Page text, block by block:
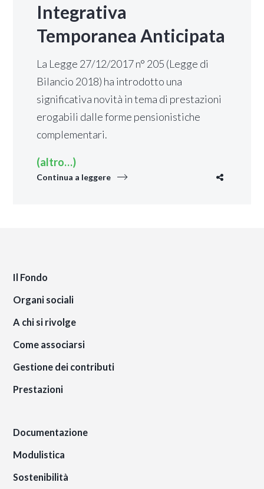
Integrativa
Temporanea Anticipata
La Legge 27/12/2017 n° 205 (Legge di
Bilancio 2018) ha introdotto una
significativa novità in tema di prestazioni
erogabili dalle forme pensionistiche
complementari.
(altro…)
Continua a leggere
Il Fondo
Organi sociali
A chi si rivolge
Come associarsi
Gestione dei contributi
Prestazioni
Documentazione
Modulistica
Sostenibilità